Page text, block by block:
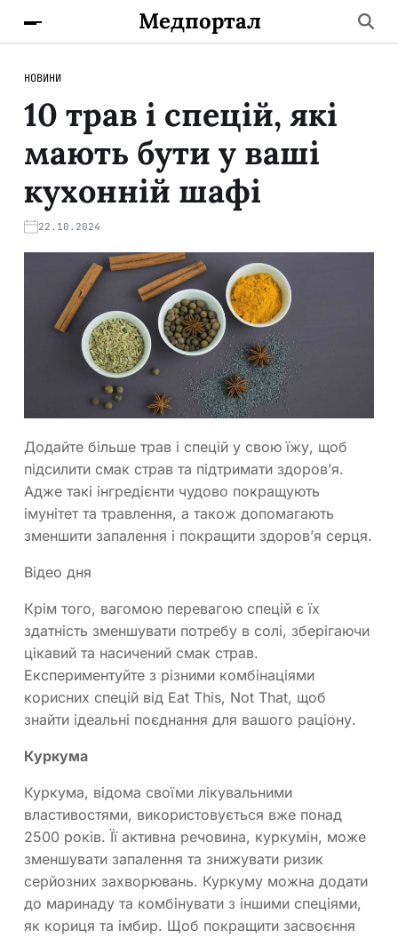
Медпортал
НОВИНИ
10 трав і спецій, які
мають бути у ваші
кухонній шафі
22.10.2024
Додайте більше трав і спецій у свою їжу, щоб
підсилити смак страв та підтримати здоров’я.
Адже такі інгредієнти чудово покращують
імунітет та травлення, а також допомагають
зменшити запалення і покращити здоров’я серця.
Відео дня
Крім того, вагомою перевагою спецій є їх
здатність зменшувати потребу в солі, зберігаючи
цікавий та насичений смак страв.
Експериментуйте з різними комбінаціями
корисних спецій від Eat This, Not That, щоб
знайти ідеальні поєднання для вашого раціону.
Куркума
Куркума, відома своїми лікувальними
властивостями, використовується вже понад
2500 років. Її активна речовина, куркумін, може
зменшувати запалення та знижувати ризик
серйозних захворювань. Куркуму можна додати
до маринаду та комбінувати з іншими спеціями,
як кориця та імбир. Щоб покращити засвоєння